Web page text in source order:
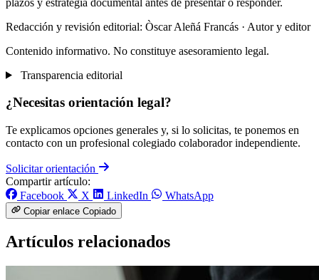
Redacción y revisión editorial: Òscar Aleñá Francás · Autor y editor
Contenido informativo. No constituye asesoramiento legal.
Transparencia editorial
¿Necesitas orientación legal?
Te explicamos opciones generales y, si lo solicitas, te ponemos en
contacto con un profesional colegiado colaborador independiente.
Solicitar orientación
Compartir artículo:
Facebook
X LinkedIn WhatsApp
Copiar enlace Copiado
Artículos relacionados